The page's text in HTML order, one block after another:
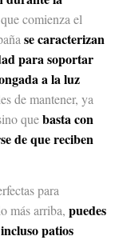
comienza el
se caracterizan
para soportar
a la luz
de mantener, ya
quebasta con
de que reciben
para
más arriba, puedes
patios